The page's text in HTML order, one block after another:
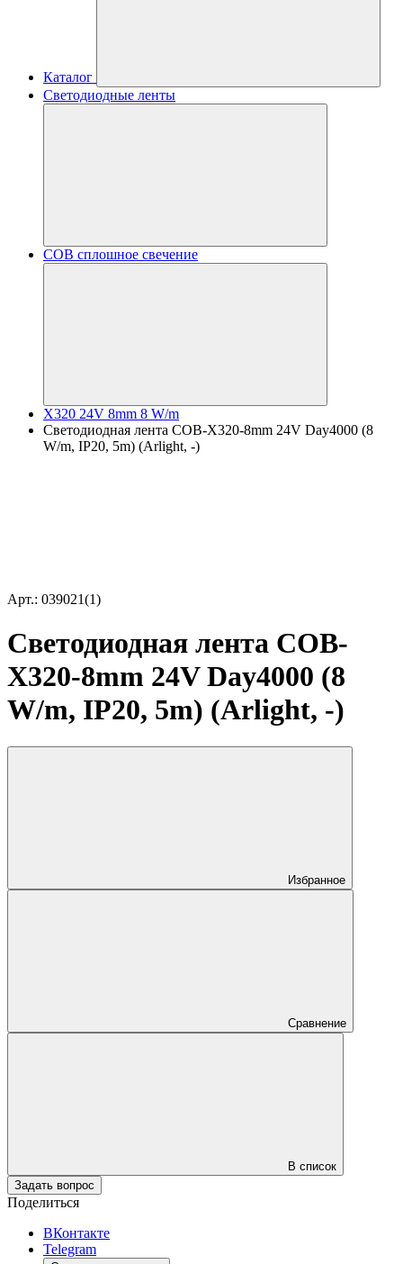
Каталог
Светодиодные ленты
COB сплошное свечение
X320 24V 8mm 8 W/m
Светодиодная лента COB-X320-8mm 24V Day4000 (8
W/m, IP20, 5m) (Arlight, -)
Арт.: 039021(1)
Светодиодная лента COB-
X320-8mm 24V Day4000 (8
W/m, IP20, 5m) (Arlight, -)
Избранное
Сравнение
В список
Задать вопрос
Поделиться
ВКонтакте
Telegram